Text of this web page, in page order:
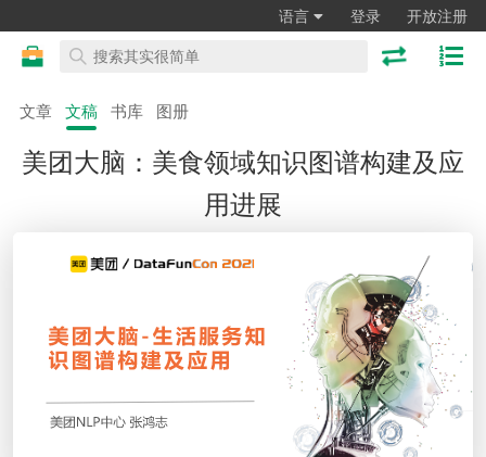
语言 登录 开放注册
文章 文稿 书库 图册
美团大脑：美食领域知识图谱构建及应
用进展